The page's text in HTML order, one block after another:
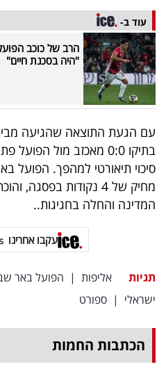
אדום
פרסמו
באייס
אחרינו:
עוד ב-
הרב של כוכב
"היה בסכנת חיים"
עם הגעת התוצאה שהגיעה
בתיקו 0:0 מאכזב מול
סיכוי תיאורטי למהפך.
מחיק של 4 נקודות
המדינה והחלה בחגיגות..
עקבו אחרינו
תגיות אליפות | הפועל באר
ישראלי | ספורט
הכתבות החמות